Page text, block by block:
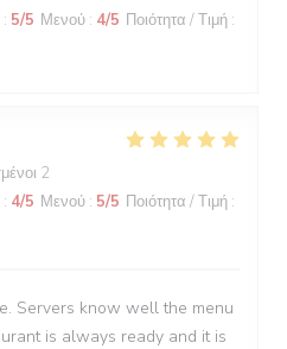
: 5/5 Μενού : 4/5 Ποιότητα / Τιμή :
2
: 4/5 Μενού : 5/5 Ποιότητα / Τιμή :
Servers know well the menu
is always ready and it is